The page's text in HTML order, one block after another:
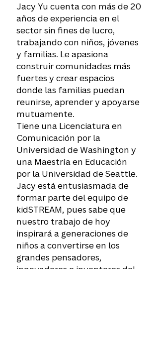
Jacy Yu cuenta con más de 20
años de experiencia en el
sector sin fines de lucro,
trabajando con niños, jóvenes
y familias. Le apasiona
construir comunidades más
fuertes y crear espacios
donde las familias puedan
reunirse, aprender y apoyarse
mutuamente.
Tiene una Licenciatura en
Comunicación por la
Universidad de Washington y
una Maestría en Educación
por la Universidad de Seattle.
Jacy está entusiasmada de
formar parte del equipo de
kidSTREAM, pues sabe que
nuestro trabajo de hoy
inspirará a generaciones de
niños a convertirse en los
grandes pensadores,
innovadores e inventores del